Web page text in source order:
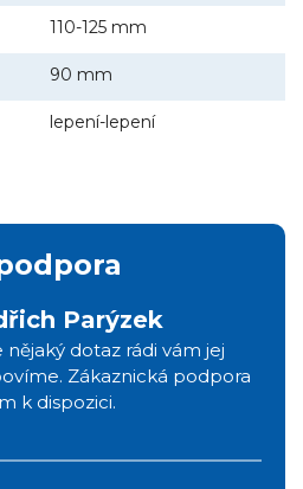
110-125 mm
90 mm
lepení-lepení
Parýzek
nějaký dotaz rádi vám jej
Zákaznická podpora
k dispozici.